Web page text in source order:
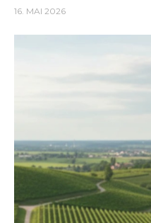
16. MAI 2026